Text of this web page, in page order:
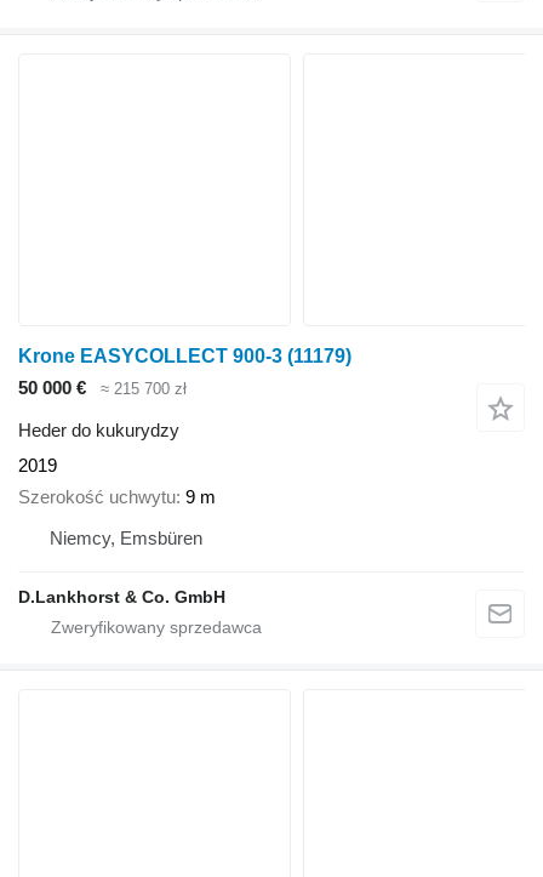
Krone EASYCOLLECT 900-3 (11179)
50 000 €
≈ 215 700 zł
Heder do kukurydzy
2019
Szerokość uchwytu 9 m
Niemcy, Emsbüren
D.Lankhorst & Co. GmbH